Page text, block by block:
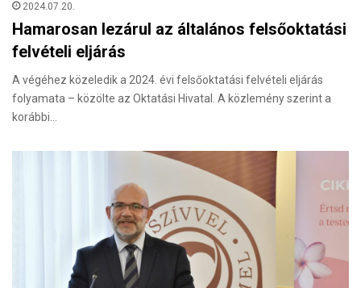
2024.07.20.
Hamarosan lezárul az általános felsőoktatási
felvételi eljárás
A végéhez közeledik a 2024. évi felsőoktatási felvételi eljárás
folyamata – közölte az Oktatási Hivatal. A közlemény szerint a
korábbi…